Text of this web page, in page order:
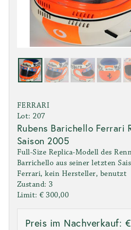
FERRARI
Lot: 207
Rubens Barichello Ferrari
Saison 2005
Full-Size Replica-Modell des
Barrichello aus seiner letzten
Ferrari, kein Hersteller, benutzt
Zustand: 3
Limit: € 300,00
Preis im Nachverkauf: